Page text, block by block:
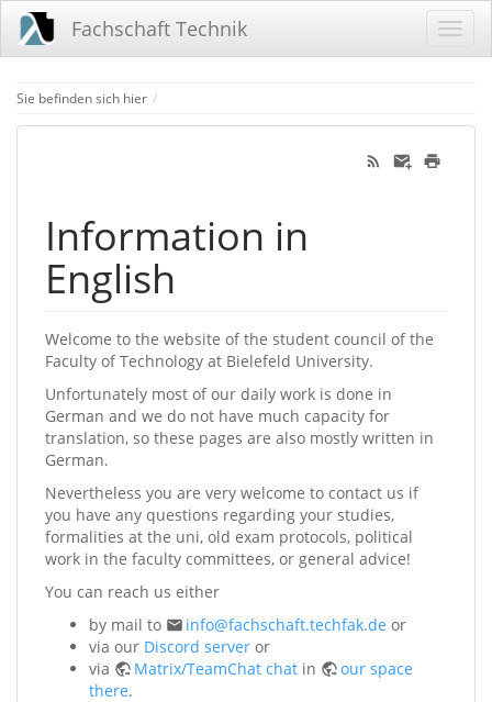
Fachschaft Technik
Sie befinden sich hier
Information in
English
Welcome to the website of the student council of the
Faculty of Technology at Bielefeld University.
Unfortunately most of our daily work is done in
German and we do not have much capacity for
translation, so these pages are also mostly written in
German.
Nevertheless you are very welcome to contact us if
you have any questions regarding your studies,
formalities at the uni, old exam protocols, political
work in the faculty committees, or general advice!
You can reach us either
by mail to
info@fachschaft.techfak.de or
via our Discord server or
via
Matrix/TeamChat chat in
our space
there.